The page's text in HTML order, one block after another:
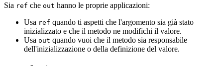
Sia ref che out hanno le proprie applicazioni:
Usa ref quando ti aspetti che l'argomento sia già stato
inizializzato e che il metodo ne modifichi il valore.
Usa out quando vuoi che il metodo sia responsabile
dell'inizializzazione o della definizione del valore.